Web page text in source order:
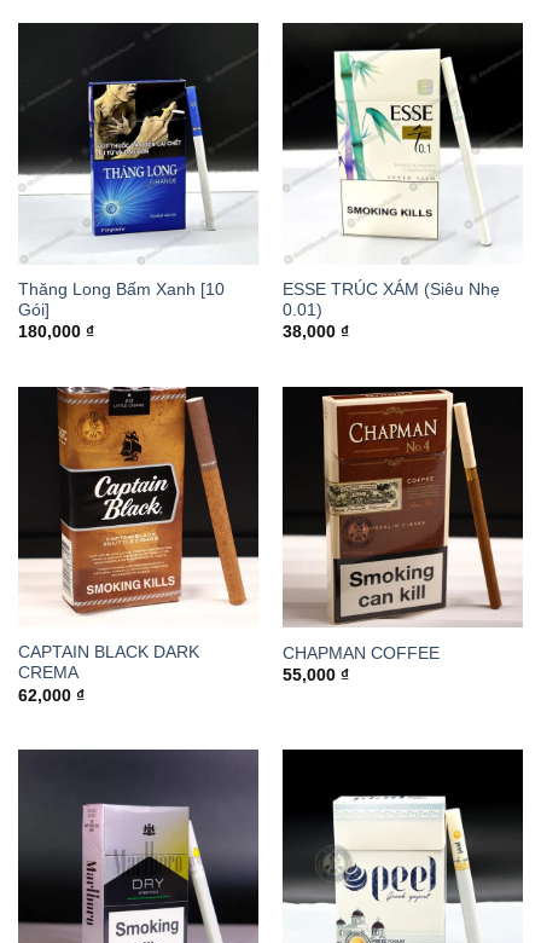
Thăng Long Bấm Xanh [10
Gói]
180,000 ₫
ESSE TRÚC XÁM (Siêu Nhẹ
0.01)
38,000 ₫
CAPTAIN BLACK DARK
CREMA
62,000 ₫
CHAPMAN COFFEE
55,000 ₫